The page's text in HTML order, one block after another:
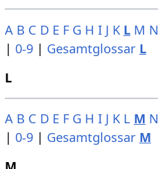
A B C D E F G H I J K L M N
| 0-9| Gesamtglossar L
L
A B C D E F G H I J K L M N
| 0-9| Gesamtglossar M